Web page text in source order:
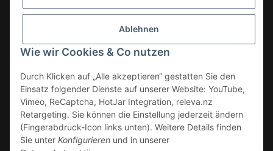
Ablehnen
Wie wir Cookies & Co nutzen
Durch Klicken auf „Alle akzeptieren“ gestatten Sie den
Einsatz folgender Dienste auf unserer Website: YouTube,
Vimeo, ReCaptcha, HotJar Integration, releva.nz
Retargeting. Sie können die Einstellung jederzeit ändern
(Fingerabdruck-Icon links unten). Weitere Details finden
Sie unter Konfigurieren und in unserer
Vertrag widerrufen